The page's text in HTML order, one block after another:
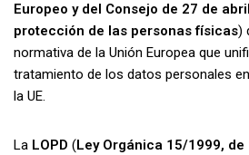
Europeo y del Consejo de 27 de
protección de las personas físicas)
normativa de la Unión Europea que
tratamiento de los datos personales
la UE.
La LOPD (Ley Orgánica 15/1999,